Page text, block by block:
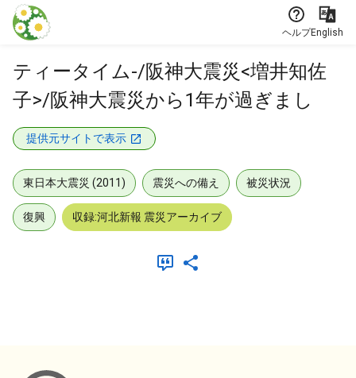
本文に飛ぶ
ヘルプEnglish
ティータイム-/阪神大震災<増井知佐
子>/阪神大震災から1年が過ぎまし
提供元サイトで表示
東日本大震災 (2011) 震災への備え 被災状況
復興 収録:河北新報 震災アーカイブ